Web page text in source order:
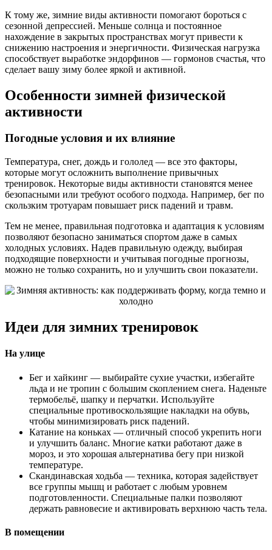
К тому же, зимние виды активности помогают бороться с
сезонной депрессией. Меньше солнца и постоянное
нахождение в закрытых пространствах могут привести к
снижению настроения и энергичности. Физическая нагрузка
способствует выработке эндорфинов — гормонов счастья, что
сделает вашу зиму более яркой и активной.
Особенности зимней физической
активности
Погодные условия и их влияние
Температура, снег, дождь и гололед — все это факторы,
которые могут осложнить выполнение привычных
тренировок. Некоторые виды активности становятся менее
безопасными или требуют особого подхода. Например, бег по
скользким тротуарам повышает риск падений и травм.
Тем не менее, правильная подготовка и адаптация к условиям
позволяют безопасно заниматься спортом даже в самых
холодных условиях. Надев правильную одежду, выбирая
подходящие поверхности и учитывая погодные прогнозы,
можно не только сохранить, но и улучшить свои показатели.
Идеи для зимних тренировок
На улице
Бег и хайкинг — выбирайте сухие участки, избегайте
льда и не тропин с большим скоплением снега. Наденьте
термобельё, шапку и перчатки. Используйте
специальные противоскользящие накладки на обувь,
чтобы минимизировать риск падений.
Катание на коньках — отличный способ укрепить ноги
и улучшить баланс. Многие катки работают даже в
мороз, и это хорошая альтернатива бегу при низкой
температуре.
Скандинавская ходьба — техника, которая задействует
все группы мышц и работает с любым уровнем
подготовленности. Специальные палки позволяют
держать равновесие и активировать верхнюю часть тела.
В помещении